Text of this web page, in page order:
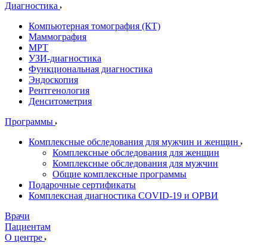
Диагностика
Компьютерная томография (КТ)
Маммография
МРТ
УЗИ-диагностика
Функциональная диагностика
Эндоскопия
Рентгенология
Денситометрия
Программы
Комплексные обследования для мужчин и женщин
Комплексные обследования для женщин
Комплексные обследования для мужчин
Общие комплексные программы
Подарочные сертификаты
Комплексная диагностика COVID-19 и ОРВИ
Врачи
Пациентам
О центре